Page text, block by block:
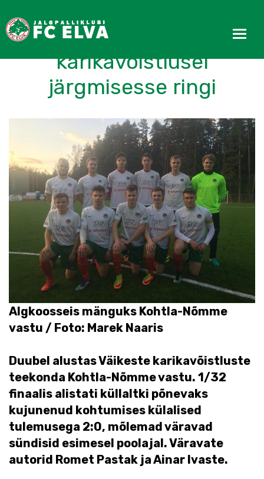
Duubel edenes Väikeste
karikavõistlusel
järgmisesse ringi
Algkoosseis mänguks Kohtla-Nõmme
vastu / Foto: Marek Naaris
Duubel alustas Väikeste karikavõistluste
teekonda Kohtla-Nõmme vastu. 1/32
finaalis alistati küllaltki põnevaks
kujunenud kohtumises külalised
tulemusega 2:0, mõlemad väravad
sündisid esimesel poolajal. Väravate
autorid Romet Pastak ja Ainar Ivaste.